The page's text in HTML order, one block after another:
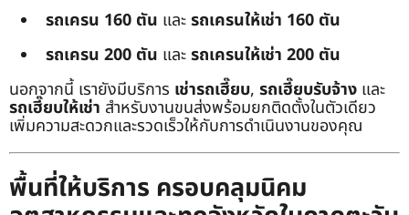
รถเครน 160 ตัน และรถเครนให้เช่า 160 ตัน
รถเครน 200 ตัน และรถเครนให้เช่า 200 ตัน
นอกจากนี้ เรายังมีบริการ เช่ารถเฮี๊ยบ, รถเฮี๊ยบรับจ้าง และ
รถเฮี๊ยบให้เช่า สำหรับงานขนส่งพร้อมยกติดตั้งในตัวเดียว
เพิ่มความสะดวกและรวดเร็วให้กับการดำเนินงานของคุณ
พื้นที่ให้บริการ ครอบคลุมนิคม